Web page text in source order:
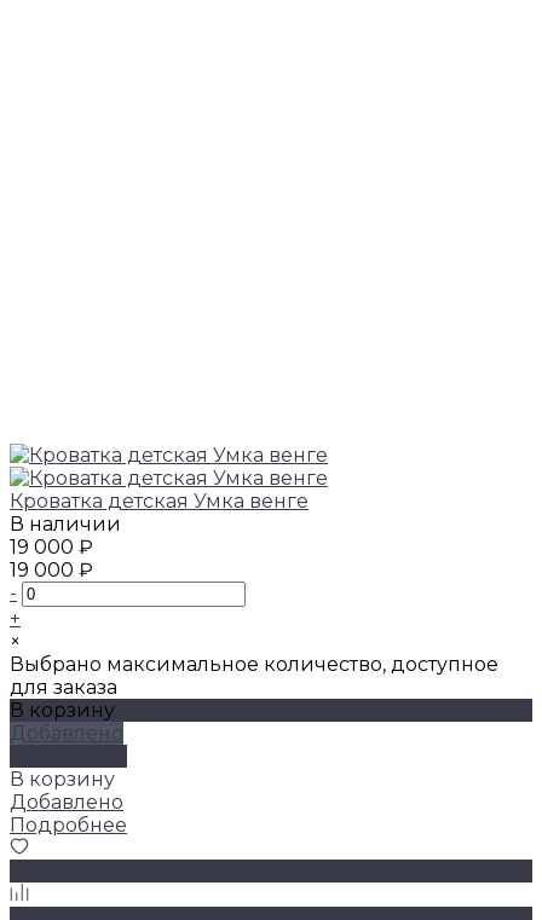
Кроватка детская Умка венге
В наличии
19 000 ₽
19 000 ₽
-
+
×
Выбрано максимальное количество, доступное
для заказа
В корзину
Добавлено
В корзину
Добавлено
Подробнее